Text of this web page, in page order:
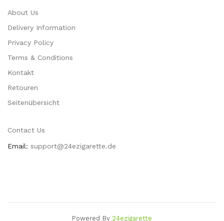
About Us
Delivery Information
Privacy Policy
Terms & Conditions
Kontakt
Retouren
Seitenübersicht
Contact Us
Email: support@24ezigarette.de
Powered By 24ezigarette